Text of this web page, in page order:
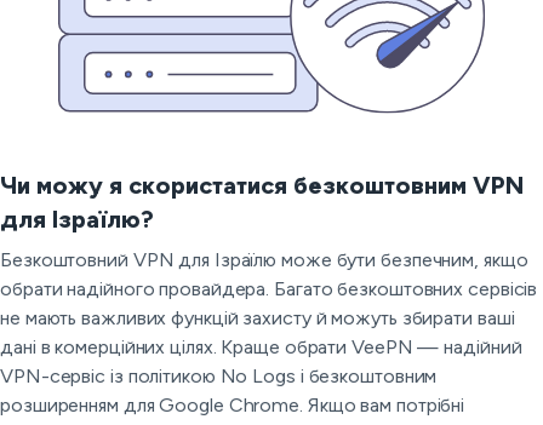
Чи можу я скористатися безкоштовним VPN
для Ізраїлю?
Безкоштовний VPN для Ізраїлю може бути безпечним, якщо
обрати надійного провайдера. Багато безкоштовних сервісів
не мають важливих функцій захисту й можуть збирати ваші
дані в комерційних цілях. Краще обрати VeePN — надійний
VPN-сервіс із політикою No Logs і безкоштовним
розширенням для Google Chrome. Якщо вам потрібні